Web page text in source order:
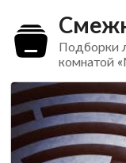
Подборки
комнатой